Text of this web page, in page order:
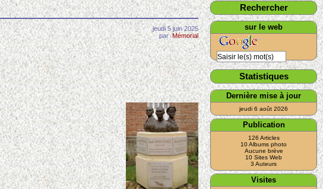
jeudi 5 juin 2025
parMémorial
Rechercher
sur le web
Statistiques
Dernière mise à jour
jeudi 6 août 2026
Publication
126 Articles
10 Albums photo
Aucune brève
10 Sites Web
3 Auteurs
Visites